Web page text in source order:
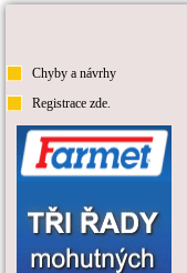
Chyby a návrhy
Registrace zde.